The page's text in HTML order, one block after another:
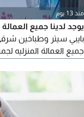
منذ 13 يوم
يوجد لدينا جميع
بايبي سيتر وطباخين
جميع العمالة المنزليه